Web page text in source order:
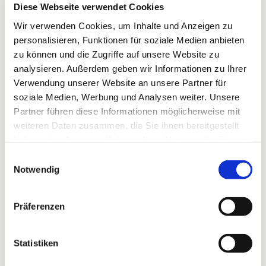
Diese Webseite verwendet Cookies
Wir verwenden Cookies, um Inhalte und Anzeigen zu
personalisieren, Funktionen für soziale Medien anbieten
zu können und die Zugriffe auf unsere Website zu
analysieren. Außerdem geben wir Informationen zu Ihrer
Verwendung unserer Website an unsere Partner für
soziale Medien, Werbung und Analysen weiter. Unsere
Partner führen diese Informationen möglicherweise mit
weiteren Daten zusammen, die Sie ihnen bereitgestellt
Notwendig
Präferenzen
Statistiken
Dies könnte Sie auch